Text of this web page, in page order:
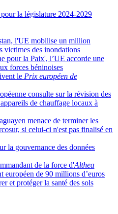
la législature 2024-2029
l'UE mobilise un million
victimes des inondations
pour la Paix', l’UE accorde une
forces béninoises
le Prix européen de
consulte sur la révision des
de chauffage locaux à
menace de terminer les
si celui-ci n'est pas finalisé en
la gouvernance des données
de la force d'Althea
européen de 90 millions d’euros
et protéger la santé des sols